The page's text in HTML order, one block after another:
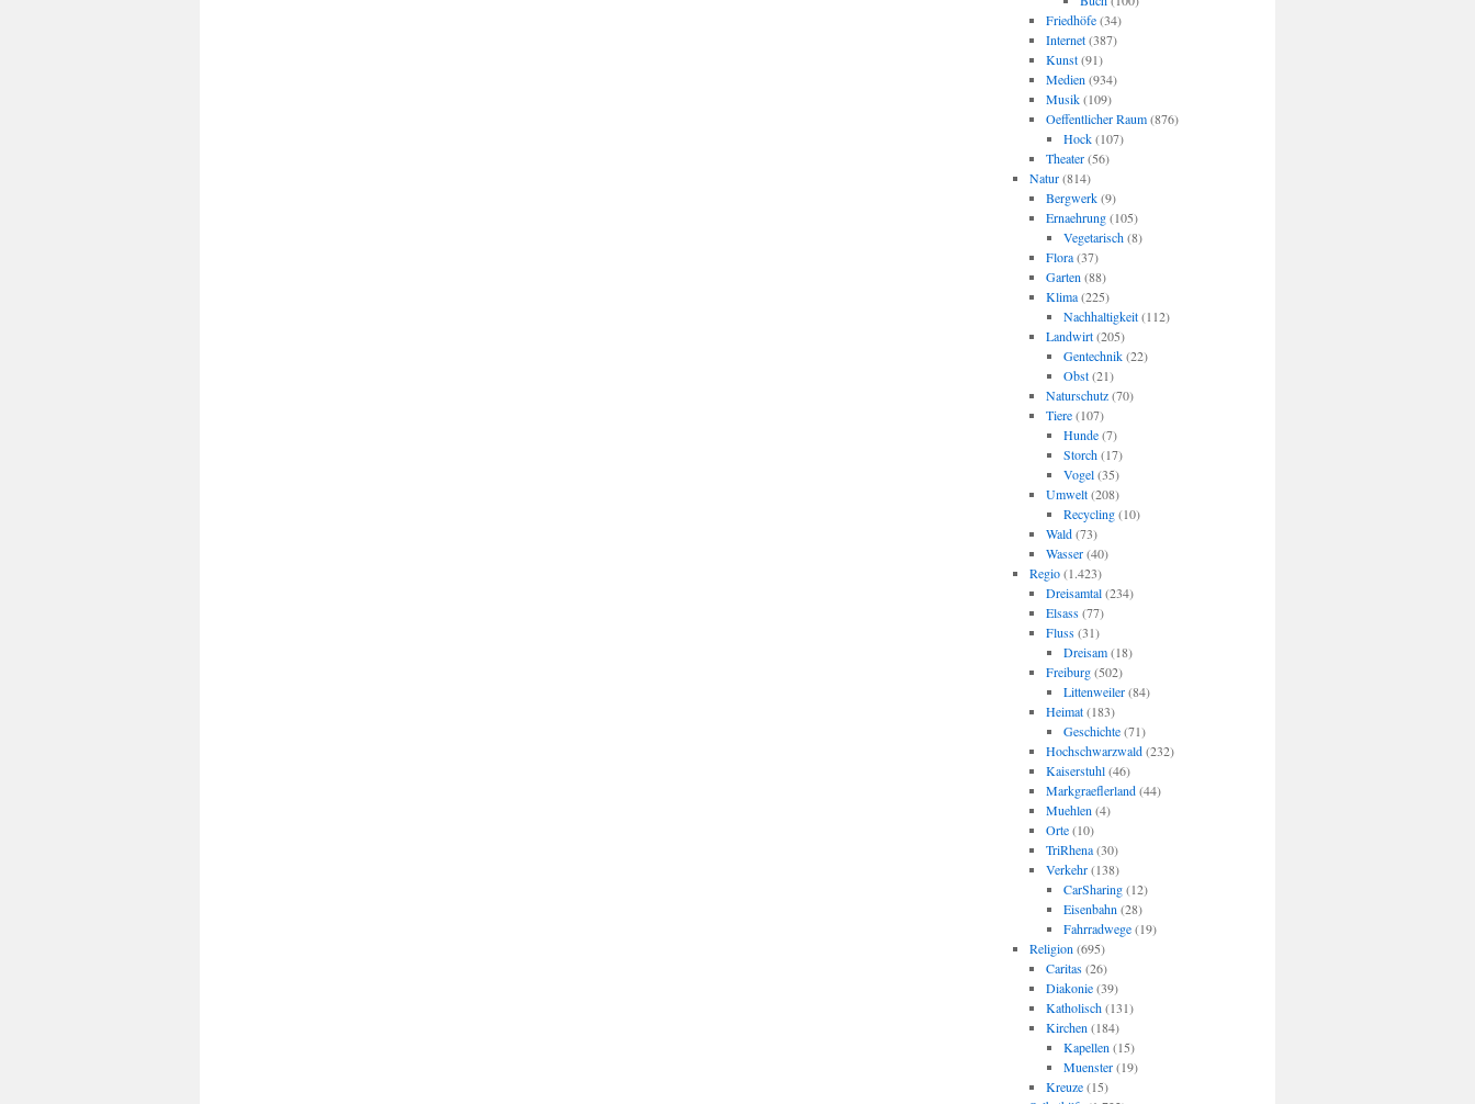
Friedhöfe(34)
Internet(387)
Kunst(91)
Medien (934)
Musik(109)
Oeffentlicher Raum(876)
Hock(107)
Theater(56)
Natur(814)
Bergwerk(9)
Ernaehrung(105)
Vegetarisch(8)
Flora(37)
Garten (88)
Klima(225)
Nachhaltigkeit(112)
Landwirt(205)
Gentechnik(22)
Obst(21)
Naturschutz(70)
Tiere(107)
Hunde(7)
Storch(17)
Vogel(35)
Umwelt(208)
Recycling(10)
Wald(73)
Wasser(40)
Regio(1.423)
Dreisamtal(234)
Elsass(77)
Fluss(31)
Dreisam(18)
Freiburg(502)
Littenweiler(84)
Heimat(183)
Geschichte(71)
Hochschwarzwald(232)
Kaiserstuhl(46)
Markgraeflerland(44)
Muehlen (4)
Orte(10)
TriRhena(30)
Verkehr(138)
CarSharing(12)
Eisenbahn (28)
Fahrradwege(19)
Religion (695)
Caritas(26)
Diakonie(39)
Katholisch(131)
Kirchen (184)
Kapellen (15)
Muenster(19)
Kreuze(15)